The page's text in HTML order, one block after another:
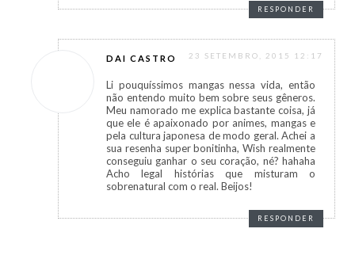
RESPONDER
DAI CASTRO 23 SETEMBRO, 2015 12:17
Li pouquíssimos mangas nessa vida, então
não entendo muito bem sobre seus gêneros.
Meu namorado me explica bastante coisa, já
que ele é apaixonado por animes, mangas e
pela cultura japonesa de modo geral. Achei a
sua resenha super bonitinha, Wish realmente
conseguiu ganhar o seu coração, né? hahaha
Acho legal histórias que misturam o
sobrenatural com o real. Beijos!
RESPONDER